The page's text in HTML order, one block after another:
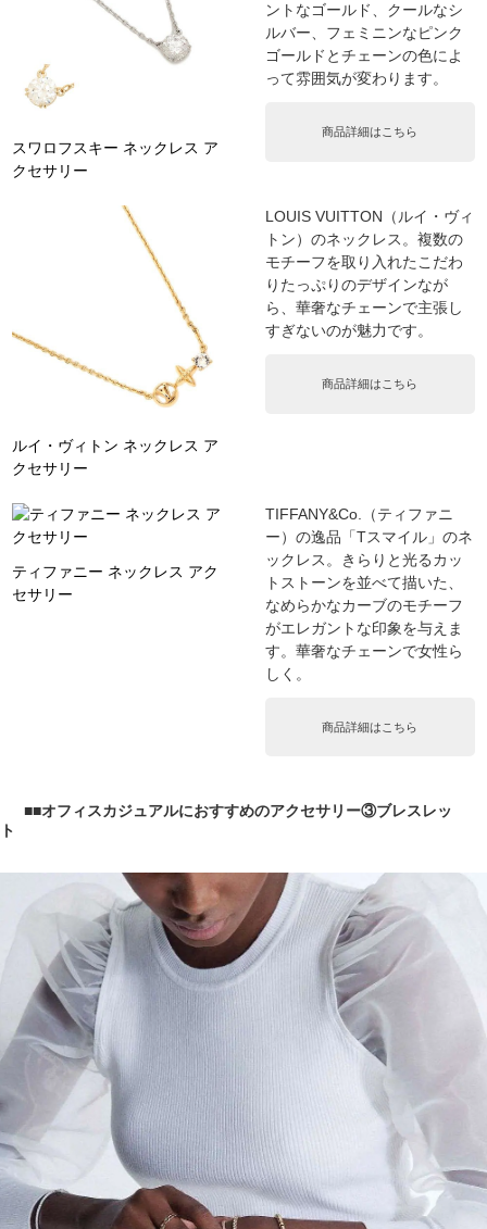
スワロフスキー ネックレス ア
クセサリー
ントなゴールド、クールなシ
ルバー、フェミニンなピンク
ゴールドとチェーンの色によ
って雰囲気が変わります。
商品詳細はこちら
ルイ・ヴィトン ネックレス ア
クセサリー
LOUIS VUITTON（ルイ・ヴィ
トン）のネックレス。複数の
モチーフを取り入れたこだわ
りたっぷりのデザインなが
ら、華奢なチェーンで主張し
すぎないのが魅力です。
商品詳細はこちら
ティファニー ネックレス アク
セサリー
TIFFANY&Co.（ティファニ
ー）の逸品「Tスマイル」のネ
ックレス。きらりと光るカッ
トストーンを並べて描いた、
なめらかなカーブのモチーフ
がエレガントな印象を与えま
す。華奢なチェーンで女性ら
しく。
商品詳細はこちら
■オフィスカジュアルにおすすめのアクセサリー③ブレスレッ
ト